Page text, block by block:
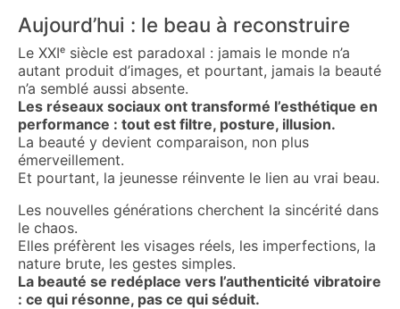
Aujourd’hui : le beau à reconstruire
Le XXIᵉ siècle est paradoxal : jamais le monde n’a
autant produit d’images, et pourtant, jamais la beauté
n’a semblé aussi absente.
Les réseaux sociaux ont transformé l’esthétique en
performance : tout est filtre, posture, illusion.
La beauté y devient comparaison, non plus
émerveillement.
Et pourtant, la jeunesse réinvente le lien au vrai beau.
Les nouvelles générations cherchent la sincérité dans
le chaos.
Elles préfèrent les visages réels, les imperfections, la
nature brute, les gestes simples.
La beauté se redéplace vers l’authenticité vibratoire
: ce qui résonne, pas ce qui séduit.